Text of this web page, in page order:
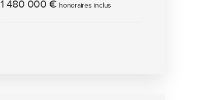
1 480 000 € honoraires inclus